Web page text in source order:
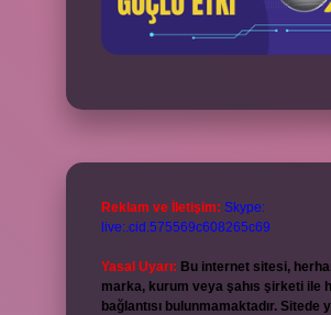
Reklam ve İletişim: Skype:
live:.cid.575569c608265c69
Yasal Uyarı: Bu internet sitesi,
marka, kurum veya şahıs şirketi ile
bağlantısı bulunmamaktadır. Sitede